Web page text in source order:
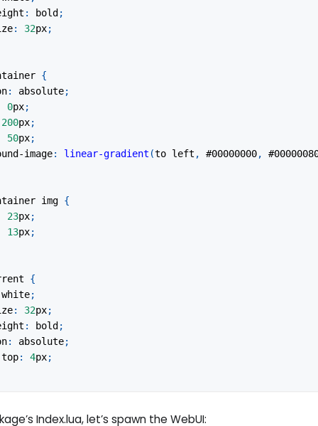
: bold ;
: 32px;
{
: absolute;
0px;
200px;
50px;
image: linear-gradient (to left , #00000000,
img {
23px;
13px;
{
white;
: 32px;
: bold ;
: absolute;
top: 4px;
Index.lua, let’s spawn the WebUI: